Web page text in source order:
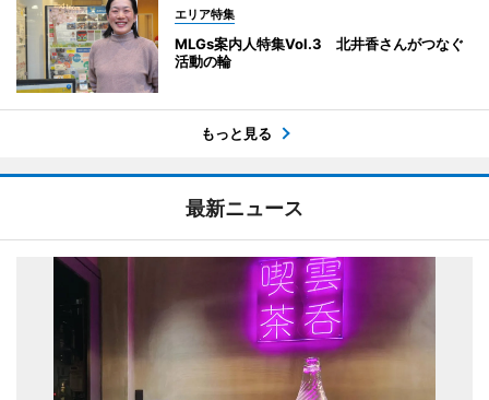
エリア特集
MLGs案内人特集Vol.3 北井香さんがつなぐ
活動の輪
もっと見る
最新ニュース